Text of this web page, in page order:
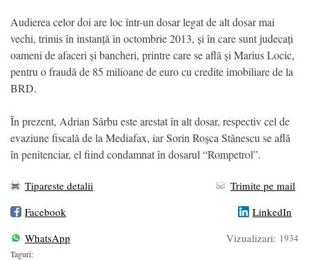
Audierea celor doi are loc într-un dosar legat de alt dosar mai
vechi, trimis în instanță în octombrie 2013, și în care sunt judecați
oameni de afaceri și bancheri, printre care se află și Marius Locic,
pentru o fraudă de 85 milioane de euro cu credite imobiliare de la
BRD.
În prezent, Adrian Sârbu este arestat în alt dosar, respectiv cel de
evaziune fiscală de la Mediafax, iar Sorin Roșca Stănescu se află
în penitenciar, el fiind condamnat în dosarul “Rompetrol”.
Tipareste detalii
Trimite pe mail
Facebook
LinkedIn
WhatsApp
Vizualizari: 1934
Taguri: